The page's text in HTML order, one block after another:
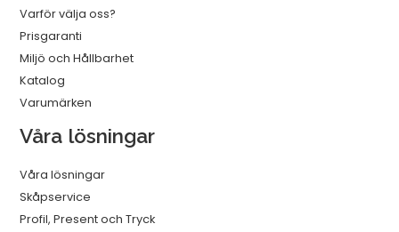
Varför välja oss?
Prisgaranti
Miljö och Hållbarhet
Katalog
Varumärken
Våra lösningar
Våra lösningar
Skåpservice
Profil, Present och Tryck